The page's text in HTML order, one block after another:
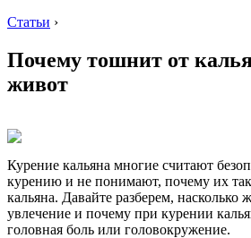
Статьи ›
Почему тошнит от
живот
Курение кальяна многие считают
курению и не понимают, почему их
кальяна. Давайте разберем, насколько
увлечение и почему при курении
головная боль или головокружение.